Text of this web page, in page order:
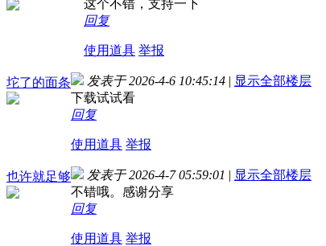
这个不错，支持一下
回复
使用道具 举报
坨了的面条 发表于 2026-4-6 10:45:14 | 显示全部楼层
下载试试看
回复
使用道具 举报
也许就足够 发表于 2026-4-7 05:59:01 | 显示全部楼层
不错哦。感谢分享
回复
使用道具 举报